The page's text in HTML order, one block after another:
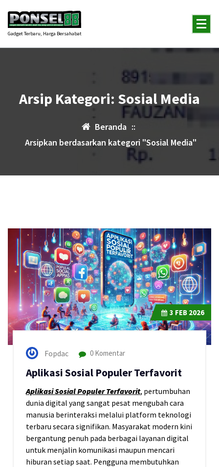
konten
Gadget Terbaru, Harga Bersahabat
Arsip Kategori: Sosial Media
Beranda ::
Arsipkan berdasarkan kategori "Sosial Media"
3 FEB 2026
Fopdac 0 Komentar
Aplikasi Sosial Populer Terfavorit
Aplikasi Sosial Populer Terfavorit, pertumbuhan
dunia digital yang sangat pesat mengubah cara
manusia berinteraksi melalui platform teknologi
terbaru secara signifikan. Masyarakat modern kini
bergantung penuh pada berbagai layanan digital
untuk menjalin komunikasi maupun mencari
hiburan setiap saat. Pengguna membutuhkan